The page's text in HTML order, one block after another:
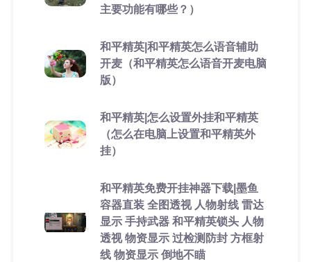
主要功能有哪些？）
和平精英|和平精英怎么语音辅助
开麦（和平精英怎么语音开麦电脑
版）
和平精英|怎么设置外挂和平精英
（怎么在电脑上设置和平精英外
挂）
和平精英免费开挂神器下载|墨鱼
容器直装 全图透视 人物射线 雷达
显示 手持武器 和平精英锁头 人物
透视 物资显示 过检测防封 方框射
线 物资显示 倒地不瞄